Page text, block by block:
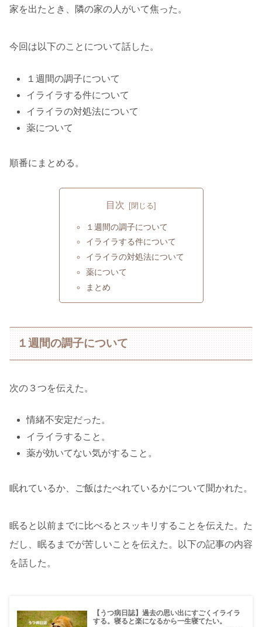
家を出たとき、隣の家の人がいて焦った。
今回は以下のことについて話した。
１週間の調子について
イライラする件について
イライラの対処法について
薬について
順番にまとめる。
目次
１週間の調子について
イライラする件について
イライラの対処法について
薬について
まとめ
１週間の調子について
次の３つを伝えた。
情緒不安定だった。
イライラすること。
薬が効いてない気がすること。
眠れているか、ご飯はたべれているかについて聞かれた。
眠ると以前までに比べるとスッキリすることを伝えた。た
だし、眠るまでが苦しいことを伝えた。以下の記事の内容
を話した。
【うつ病日誌】過去の思い出にすごくイライラ
する。寝ると楽になるから一生寝てたい。